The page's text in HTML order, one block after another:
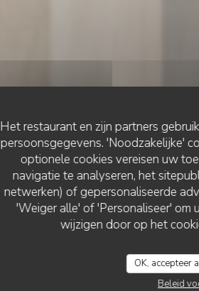
Het restaurant en zijn partners
persoonsgegevens. 'Noodzakelijke'
optionele cookies vereisen uw
navigatie te analyseren, het
netwerken) of gepersonaliseerde
'Weiger alle' of 'Personaliseer' om
wijzigen door op het
OK, accepteer
Beleid